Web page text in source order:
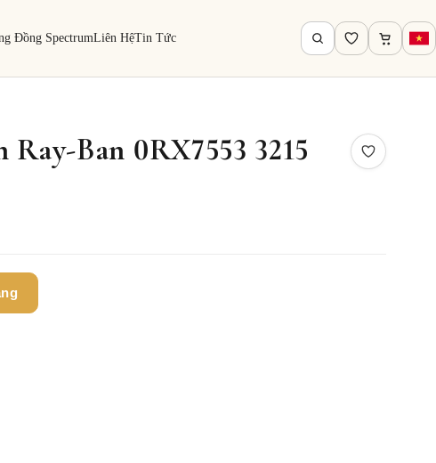
Đồng SpectrumLiên HệTin Tức
Ban 0RX7553 3215